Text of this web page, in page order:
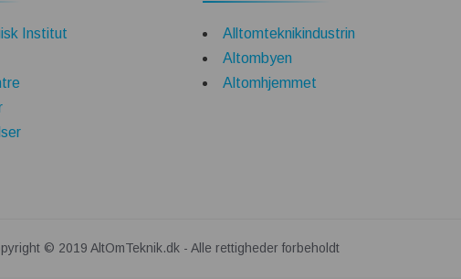
Institut
Alltomteknikindustrin
Altombyen
Altomhjemmet
© 2019 AltOmTeknik.dk - Alle rettigheder forbeholdt